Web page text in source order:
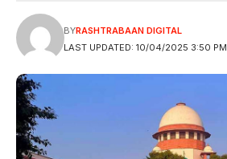
LAST UPDATED: 10/04/2025 3:50 PM
BYRASHTRABAAN DIGITAL